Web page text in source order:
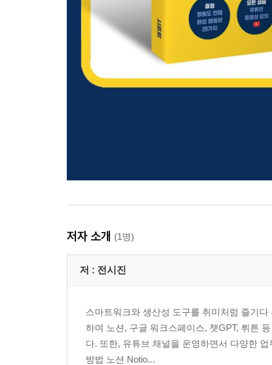
저자 소개 (1명)
저 : 전시진
스마트워크와 생산성 도구를 취미처럼 즐기
하며 노션, 구글 워크스페이스, 챗GPT, 뤼튼
다. 또한, 유튜브 채널을 운영하면서 다양한
방법 노션 Notio...